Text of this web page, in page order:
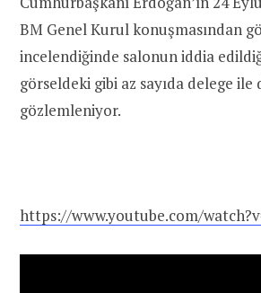
BM Genel Kurul konuşmasından
incelendiğinde salonun iddia
görseldeki gibi az sayıda delege ile
gözlemleniyor.
https://www.youtube.com/